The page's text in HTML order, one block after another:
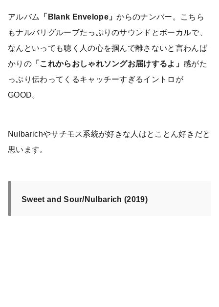
アルバム 「Blank Envelope」からのナンバー。こちら
もナルバリグルーブたっぷりのサウンドとボーカルで、
なんといっても聴く人の心を掴んで離さないと言わんば
かりの「これからおしゃれソングお届けするよ」感がた
っぷり伝わってくるキャッチーすぎるイントロが
GOOD。
Nulbarichやサチモス系統が好きな人はとことん好きだと
思います。
Sweet and Sour/Nulbarich (2019)